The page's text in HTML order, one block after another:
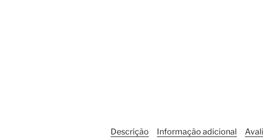
Descrição Informação adicional